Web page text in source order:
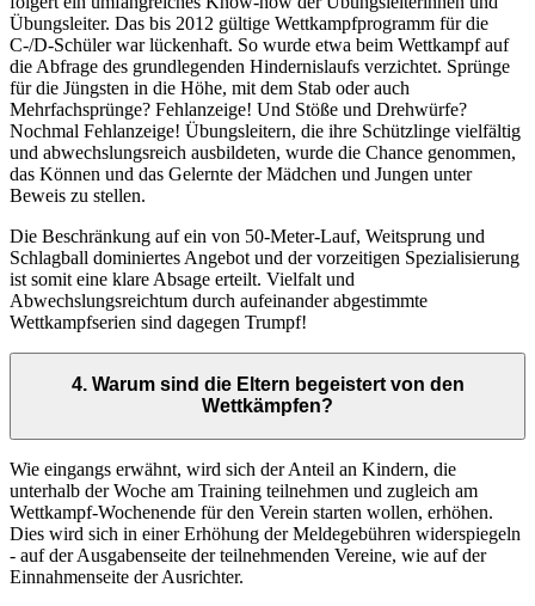
Übungsleiter. Das bis 2012 gültige Wettkampfprogramm für die
C-/D-Schüler war lückenhaft. So wurde etwa beim Wettkampf auf
die Abfrage des grundlegenden Hindernislaufs verzichtet. Sprünge
für die Jüngsten in die Höhe, mit dem Stab oder auch
Mehrfachsprünge? Fehlanzeige! Und Stöße und Drehwürfe?
Nochmal Fehlanzeige! Übungsleitern, die ihre Schützlinge vielfältig
und abwechslungsreich ausbildeten, wurde die Chance genommen,
das Können und das Gelernte der Mädchen und Jungen unter
Beweis zu stellen.
Die Beschränkung auf ein von 50-Meter-Lauf, Weitsprung und
Schlagball dominiertes Angebot und der vorzeitigen Spezialisierung
ist somit eine klare Absage erteilt. Vielfalt und
Abwechslungsreichtum durch aufeinander abgestimmte
Wettkampfserien sind dagegen Trumpf!
4. Warum sind die Eltern begeistert von den
Wettkämpfen?
Wie eingangs erwähnt, wird sich der Anteil an Kindern, die
unterhalb der Woche am Training teilnehmen und zugleich am
Wettkampf-Wochenende für den Verein starten wollen, erhöhen.
Dies wird sich in einer Erhöhung der Meldegebühren widerspiegeln
- auf der Ausgabenseite der teilnehmenden Vereine, wie auf der
Einnahmenseite der Ausrichter.